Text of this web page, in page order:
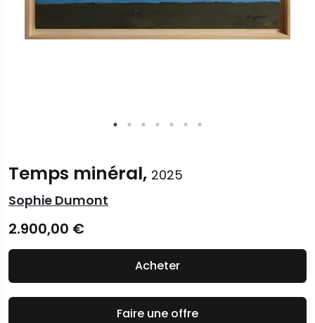
Temps minéral, 2025
Sophie Dumont
2.900,00 €
Faire une offre
Acheter